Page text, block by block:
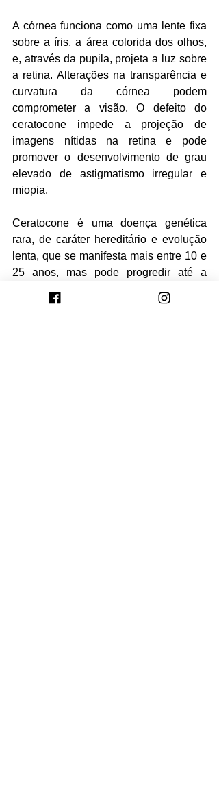
A córnea funciona como uma lente fixa
sobre a íris, a área colorida dos olhos,
e, através da pupila, projeta a luz sobre
a retina. Alterações na transparência e
curvatura da córnea podem
comprometer a visão. O defeito do
ceratocone impede a projeção de
imagens nítidas na retina e pode
promover o desenvolvimento de grau
elevado de astigmatismo irregular e
miopia.
Ceratocone é uma doença genética
rara, de caráter hereditário e evolução
lenta, que se manifesta mais entre 10 e
25 anos, mas pode progredir até a
com o tempo. A enfermidade atinge